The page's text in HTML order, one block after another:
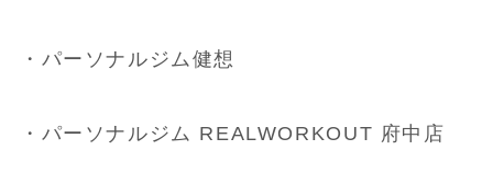
・パーソナルジム健想
・パーソナルジム REALWORKOUT 府中店